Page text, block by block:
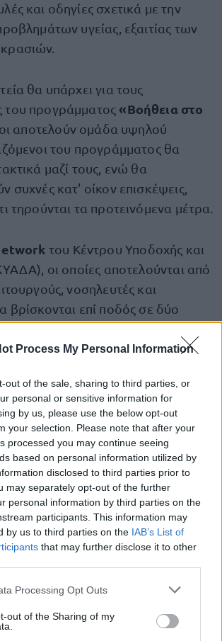
Process My Personal Information
out of the sale, sharing to third parties, or
personal or sensitive information for
by us, please use the below opt-out
your selection. Please note that after your
processed you may continue seeing
based on personal information utilized by
disclosed to third parties prior to
may separately opt-out of the further
personal information by third parties on the
participants. This information may
by us to third parties on the IAB’s List of
that may further disclose it to other
this website/app uses one or more Google
visit or usage behaviour. You may click to
to Google and its third-party tags to
Processing Opt Outs
out of the Sharing of my
και οδηγίες σχετικά με την
υγείας, εξαιτίας των
θα υπάρχει για τους
προγράμματος«Βοήθεια στο
αποτελούν ομάδα υψηλού
του προγράμματος θα
μαζί τους, ενώ θα
συχνές κατ' οίκον επισκέψεις,
τηρούνται τα προτεινόμενα μέτρα.
του Κέντρου Υποδοχής και
οι οποίες αποτελούνται από
νοσηλευτές και
βρίσκονται επί ποδός σε δύο
μπουκαλάκια με δροσερό νερό,
η δημοτική αστυνομία θα
τις περιοχές πρασίνου της
να ενημερώσει την
κριθεί αναγκαίο.
ζώα, η Αστική Πανίδα του δήμου
περισσότερες από 150
γειτονιές της πόλης. Τέλος, για
και ασφάλειας, η δημοτική Αρχή
πολίτες και επιχειρήσεις,να μη
τους στους κάδους
αναγκαία η τροποποίηση των